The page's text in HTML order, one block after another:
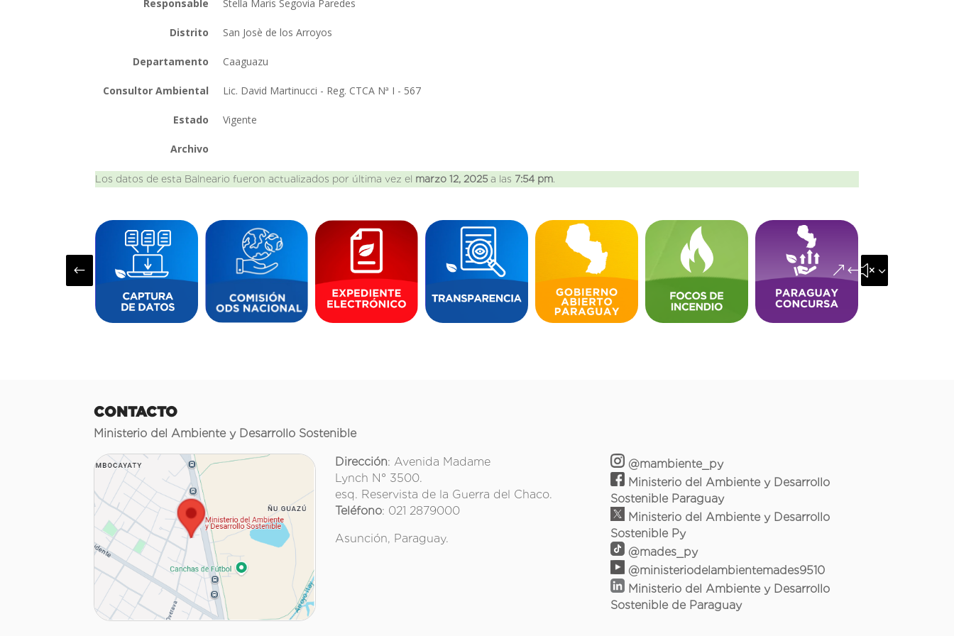
Responsable Stella Maris Segovia Paredes
Distrito San Josè de los Arroyos
Departamento Caaguazu
Consultor Ambiental Lic. David Martinucci - Reg. CTCA Nª I - 567
Estado Vigente
Archivo
Los datos de esta Balneario fueron actualizados por última vez el marzo 12, 2025 a las 7:54 pm
# &#x35;
CONTACTO
Ministerio del Ambiente y Desarrollo Sostenible
Dirección: Avenida Madame
Lynch N° 3500.
esq. Reservista de la Guerra del Chaco.
Teléfono: 021 2879000
Asunción, Paraguay.
@mambiente_py
Ministerio del Ambiente y Desarrollo
Sostenible Paraguay
Ministerio del Ambiente y Desarrollo
Sostenible Py
@mades_py
@ministeriodelambientemades9510
Ministerio del Ambiente y Desarrollo
Sostenible de Paraguay